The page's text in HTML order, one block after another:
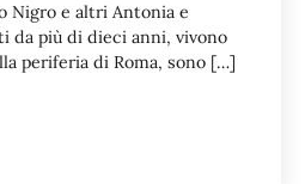
Nigro e altri Antonia e
da più di dieci anni, vivono
periferia di Roma, sono […]